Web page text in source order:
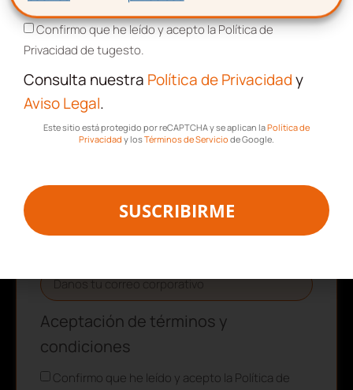
Promociones, publicidad e informaciónde
todos los servicios relacionados con tu
emprendimiento.
Nombre
Aceptación de términos y
condiciones
Confirmo que he leído y acepto la Política de
Confirmo que he leído y acepto la Política de
Privacidad de tugesto.
Consulta nuestra Política de Privacidady
Aviso Legal.
Este sitio está protegido por reCAPTCHA y se aplican laPolítica de
Privacidad y losTérminos de Servicio de Google.
SUSCRIBIRME